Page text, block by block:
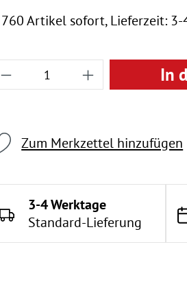
760 Artikel sofort, Lieferzeit: 3-
Produkt Anzahl: GibIn
Zum Merkzettel hinzufügen
3-4 Werktage
Standard-Lieferung